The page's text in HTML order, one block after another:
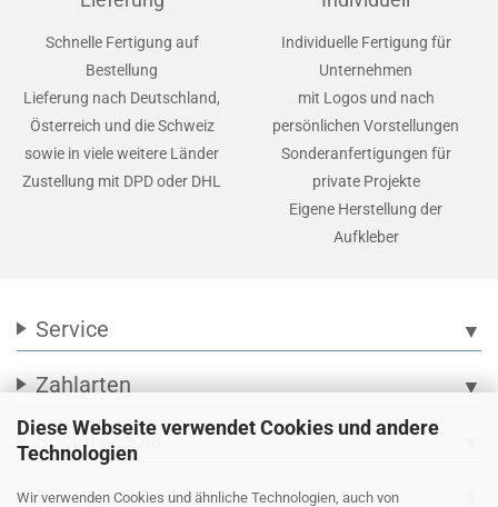
Diese Webseite verwendet Cookies und andere
Technologien
Wir verwenden Cookies und ähnliche Technologien, auch von
Schnelle Fertigung auf
Bestellung
Lieferung nach Deutschland,
Österreich und die Schweiz
sowie in viele weitere Länder
Zustellung mit DPD oder DHL
Individuelle Fertigung für
Unternehmen
mit Logos und nach
persönlichen Vorstellungen
Sonderanfertigungen für
private Projekte
Eigene Herstellung der
Aufkleber
Service ▼
Zahlarten ▼
Social Media
Wir versenden mit